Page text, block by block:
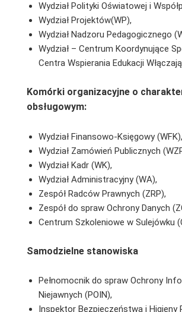
Wydział Polityki Oświatowej i
Wydział Projektów(WP),
Wydział Nadzoru Pedagogicznego
Wydział – Centrum Koordynujące
Centra Wspierania Edukacji
Komórki organizacyjne o
obsługowym:
Wydział Finansowo-Księgowy (WFK),
Wydział Zamówień Publicznych
Wydział Kadr (WK),
Wydział Administracyjny (WA),
Zespół Radców Prawnych (ZRP),
Zespół do spraw Ochrony Danych
Centrum Szkoleniowe w Sulejówku
Samodzielne stanowiska
Pełnomocnik do spraw Ochrony
Niejawnych (POIN),
Inspektor Bezpieczeństwa i Higieny